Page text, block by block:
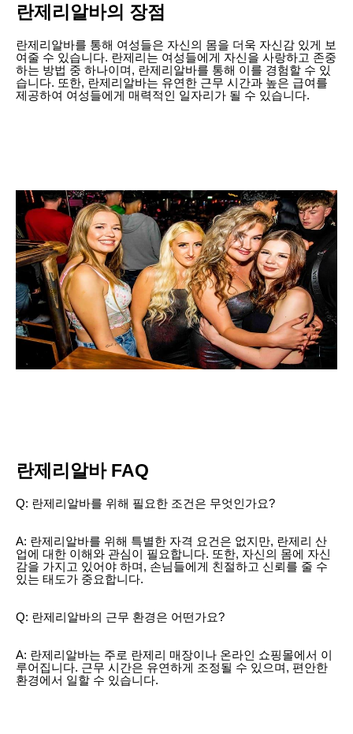
란제리알바의 장점
란제리알바를 통해 여성들은 자신의 몸을 더욱 자신감 있게 보
여줄 수 있습니다. 란제리는 여성들에게 자신을 사랑하고 존중
하는 방법 중 하나이며, 란제리알바를 통해 이를 경험할 수 있
습니다. 또한, 란제리알바는 유연한 근무 시간과 높은 급여를
제공하여 여성들에게 매력적인 일자리가 될 수 있습니다.
란제리알바 FAQ
Q: 란제리알바를 위해 필요한 조건은 무엇인가요?
A: 란제리알바를 위해 특별한 자격 요건은 없지만, 란제리 산
업에 대한 이해와 관심이 필요합니다. 또한, 자신의 몸에 자신
감을 가지고 있어야 하며, 손님들에게 친절하고 신뢰를 줄 수
있는 태도가 중요합니다.
Q: 란제리알바의 근무 환경은 어떤가요?
A: 란제리알바는 주로 란제리 매장이나 온라인 쇼핑몰에서 이
루어집니다. 근무 시간은 유연하게 조정될 수 있으며, 편안한
환경에서 일할 수 있습니다.